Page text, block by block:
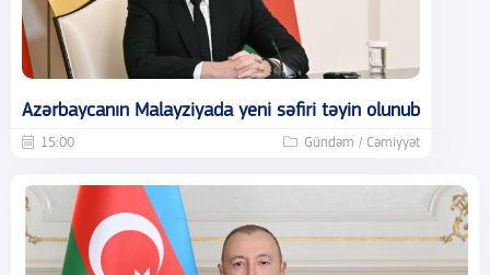
Azərbaycanın Malayziyada yeni səfiri təyin olunub
15:00 Gündəm / Cəmiyyət